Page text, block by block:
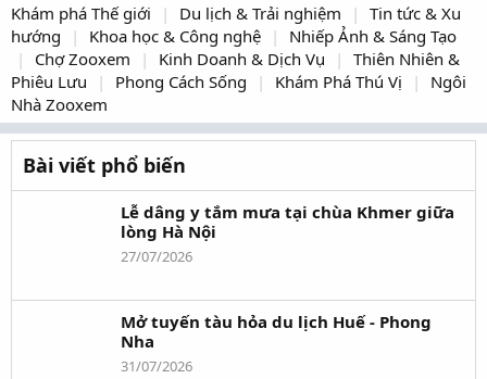
Khám phá Thế giới Du lịch & Trải nghiệm
Tin tức & Xu
hướng
Khoa học & Công nghệ
Nhiếp Ảnh & Sáng Tạo
Chợ Zooxem
Kinh Doanh & Dịch Vụ
Thiên Nhiên &
Phiêu Lưu
Phong Cách Sống Khám Phá Thú Vị
Ngôi
Nhà Zooxem
Bài viết phổ biến
Lễ dâng y tắm mưa tại chùa Khmer giữa
lòng Hà Nội
27/07/2026
Mở tuyến tàu hỏa du lịch Huế - Phong
Nha
31/07/2026